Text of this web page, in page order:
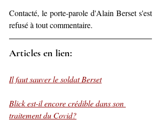
Contacté, le porte-parole d'Alain Berset s'est
refusé à tout commentaire.
Articles en lien:
Il faut sauver le soldat Berset
Blick est-il encore crédible dans son
traitement du Covid?